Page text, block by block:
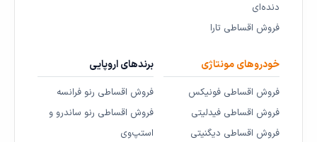
دنده‌ای
فروش اقساطی تارا
خودروهای مونتاژی
فروش اقساطی فونیکس
فروش اقساطی فیدلیتی
فروش اقساطی دیگنیتی
برندهای اروپایی
فروش اقساطی رنو فرانسه
فروش اقساطی رنو ساندرو و
استپ‌وی